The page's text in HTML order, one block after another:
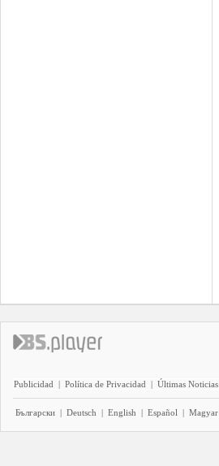
Publicidad | Política de Privacidad | Últimas Noticias
Български | Deutsch | English | Español | Magyar